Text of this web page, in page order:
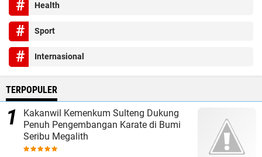
Health
Sport
Internasional
TERPOPULER
Kakanwil Kemenkum Sulteng Dukung
Penuh Pengembangan Karate di Bumi
Seribu Megalith